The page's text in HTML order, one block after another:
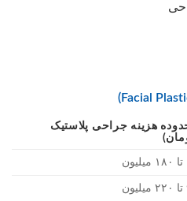
هزینه جراحی پلاستیک